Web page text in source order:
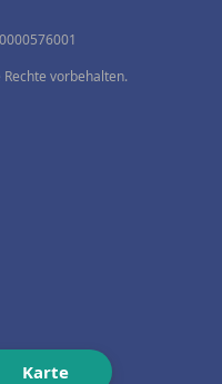
Karte
vorbehalten.